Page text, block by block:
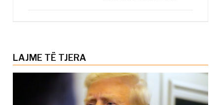
LAJME TË TJERA